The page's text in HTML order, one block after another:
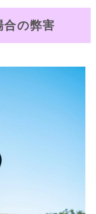
合の弊害